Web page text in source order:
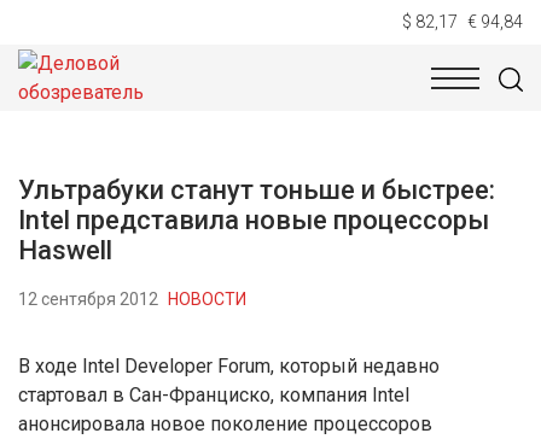
$ 82,17 € 94,84
НОВОСТИ
Ультрабуки станут тоньше и быстрее:
Intel представила новые процессоры
Haswell
12 сентября 2012 НОВОСТИ
В ходе Intel Developer Forum, который недавно
стартовал в Сан-Франциско, компания Intel
анонсировала новое поколение процессоров